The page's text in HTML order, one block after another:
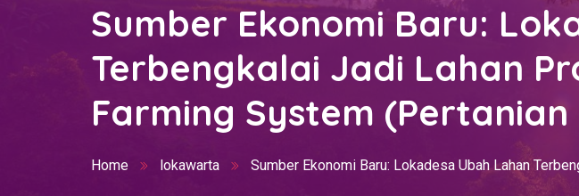
Sumber Ekonomi Baru:
Terbengkalai Jadi Lahan
Farming System
Home lokawarta Sumber Ekonomi Baru: Lokadesa Ubah Lahan